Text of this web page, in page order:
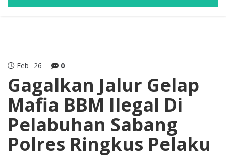
Feb 26 0
Gagalkan Jalur Gelap
Mafia BBM Ilegal Di
Pelabuhan Sabang
Polres Ringkus Pelaku